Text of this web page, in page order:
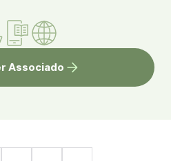
Associado